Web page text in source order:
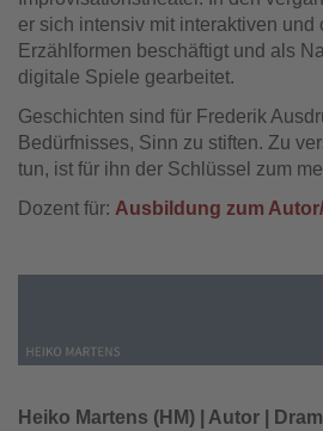
er sich intensiv mit interaktiven und
Erzählformen beschäftigt und als
digitale Spiele gearbeitet.
Geschichten sind für Frederik
Bedürfnisses, Sinn zu stiften. Zu
tun, ist für ihn der Schlüssel zum
Dozent für: Ausbildung zum
Heiko Martens (HM) | Autor |